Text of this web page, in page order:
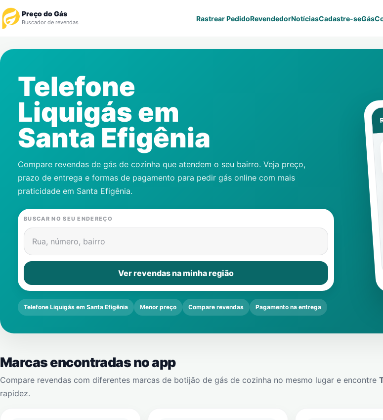
Preço do Gás
Buscador de revendas Rastrear PedidoRevendedorNotíciasCadastre-seGás
Revendedor
Notícias
Cadastre-se
Contatos
Telefone
Liquigás em
Santa Efigênia
Compare revendas de gás de cozinha que atendem o seu bairro. Veja preço,
prazo de entrega e formas de pagamento para pedir gás online com mais
praticidade em Santa Efigênia.
BUSCAR NO SEU ENDEREÇO
Rua, número, bairro
Ver revendas na minha região
Telefone Liquigás em Santa Efigênia Menor preço Compare revendas Pagamento na entrega
Marcas encontradas no app
Compare revendas com diferentes marcas de botijão de gás de cozinha no mesmo lugar e encontre
rapidez.